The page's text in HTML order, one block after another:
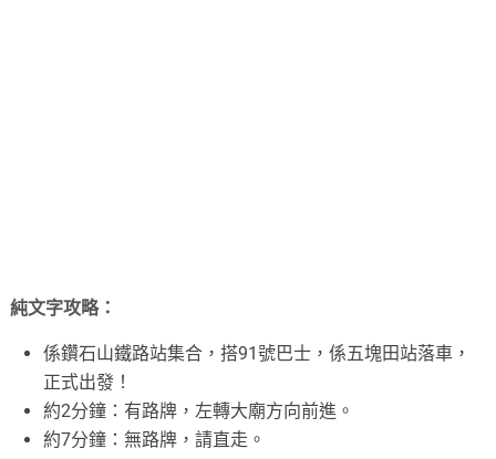
純文字攻略：
係鑽石山鐵路站集合，搭91號巴士，係五塊田站落車，
正式出發！
約2分鐘：有路牌，左轉大廟方向前進。
約7分鐘：無路牌，請直走。